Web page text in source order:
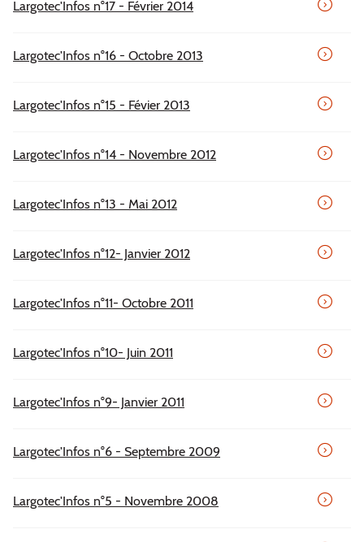
Largotec'Infos n°17 - Février 2014
Largotec'Infos n°16 - Octobre 2013
Largotec'Infos n°15 - Févier 2013
Largotec'Infos n°14 - Novembre 2012
Largotec'Infos n°13 - Mai 2012
Largotec'Infos n°12- Janvier 2012
Largotec'Infos n°11- Octobre 2011
Largotec'Infos n°10- Juin 2011
Largotec'Infos n°9- Janvier 2011
Largotec'Infos n°6 - Septembre 2009
Largotec'Infos n°5 - Novembre 2008